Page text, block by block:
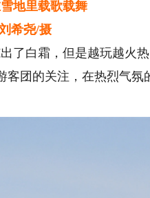
地里载歌载舞
希尧/摄
白霜，但是越玩越火热
团的关注，在热烈气氛